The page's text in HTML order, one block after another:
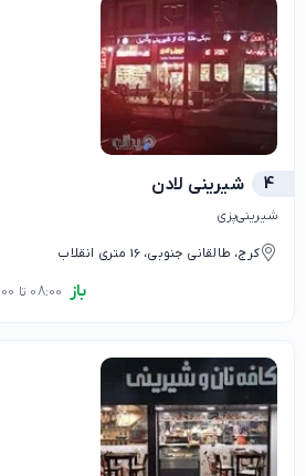
4 شیرینی لادن
شیرینی‌پزی
کرج، طالقانی جنوبی، 16 متری انقلاب
باز